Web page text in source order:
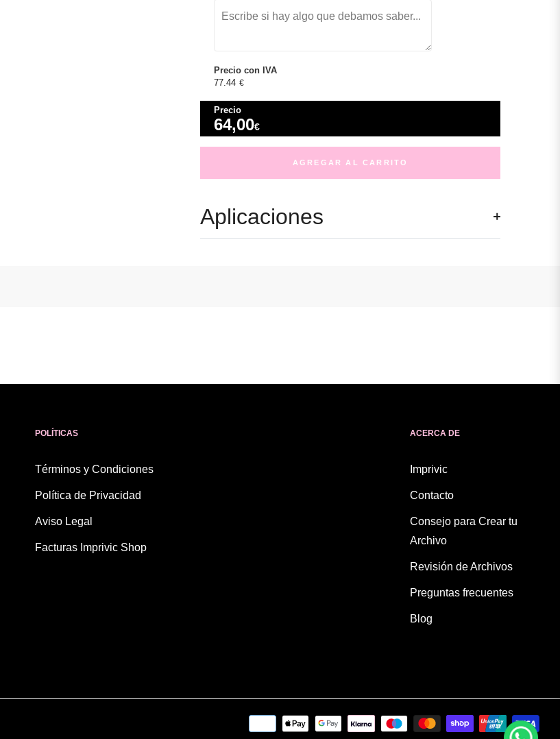
Precio con IVA
77.44 €
Precio
64,00€
AGREGAR AL CARRITO
Aplicaciones
POLÍTICAS
Términos y Condiciones
Política de Privacidad
Aviso Legal
Facturas Imprivic Shop
ACERCA DE
Imprivic
Contacto
Consejo para Crear tu
Archivo
Revisión de Archivos
Preguntas frecuentes
Blog